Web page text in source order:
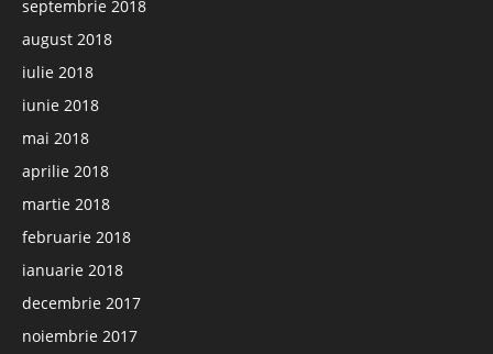
septembrie 2018
august 2018
iulie 2018
iunie 2018
mai 2018
aprilie 2018
martie 2018
februarie 2018
ianuarie 2018
decembrie 2017
noiembrie 2017